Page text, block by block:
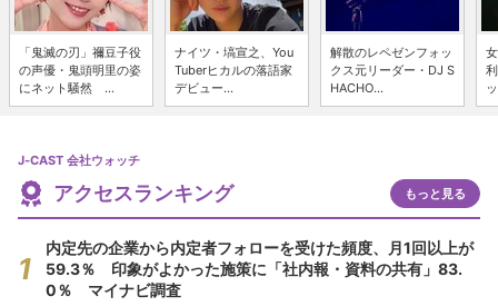
「鬼滅の刃」禰豆子役
の声優・鬼頭明里の姿
にネット騒然 ...
ナイツ・塙宣之、You
Tuberヒカルの落語家
デビュー...
解散のレペゼンフォッ
クス元リーダー・DJ S
HACHO...
J-CAST 会社ウォッチ
アクセスランキング もっと見る
内定先の企業から内定者フォローを受けた頻度、月1回以上が
59.3％ 印象がよかった施策に「社内報・資料の共有」83.
0％ マイナビ調査